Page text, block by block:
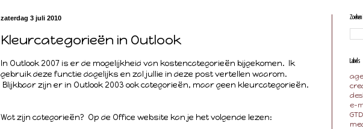
zaterdag 3 juli 2010
Kleurcategorieën in Outlook
In Outlook 2007 is er de mogelijkheid van kostencategorieën bijgekomen. Ik
gebruik deze functie dagelijks en zal jullie in deze post vertellen waarom.
Blijkbaar zijn er in Outlook 2003 ook categorieën, maar geen kleurcategorieën.
Wat zijn categorieën? Op de Office website kan je het volgende lezen:
Labels
e-
GTD